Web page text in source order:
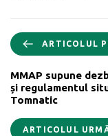
ARTICOLUL
MMAP supune
și regulamentul
Tomnatic
ARTICOLUL